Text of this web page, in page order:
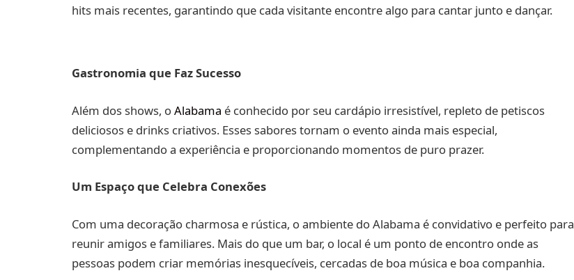
hits mais recentes, garantindo que cada visitante encontre algo para cantar junto e dançar.
Gastronomia que Faz Sucesso
Além dos shows, oAlabama é conhecido por seu cardápio irresistível, repleto de petiscos
deliciosos e drinks criativos. Esses sabores tornam o evento ainda mais especial,
complementando a experiência e proporcionando momentos de puro prazer.
Um Espaço que Celebra Conexões
Com uma decoração charmosa e rústica, o ambiente do Alabama é convidativo e perfeito para
reunir amigos e familiares. Mais do que um bar, o local é um ponto de encontro onde as
pessoas podem criar memórias inesquecíveis, cercadas de boa música e boa companhia.